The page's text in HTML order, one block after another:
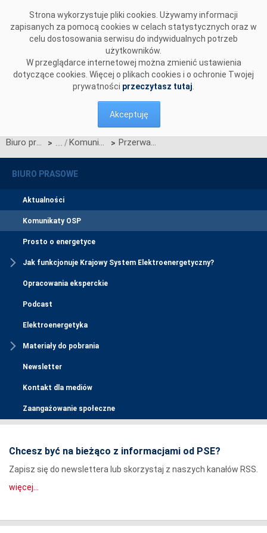
Strona wykorzystuje pliki cookies. Używamy informacji
zapisanych za pomocą cookies w celach statystycznych oraz w
celu dostosowania serwisu do indywidualnych potrzeb
użytkowników.
W przeglądarce internetowej można zmienić ustawienia
dotyczące cookies. Więcej o plikach cookies i o ochronie Twojej
prywatności przeczytasz tutaj
Akceptuję
Biuro prasowe > Komunikaty OSP > Przerwa konserwacyjna w udostępnianych raportach z pracy KSE i RB
BIURO PRASOWE
Aktualności
Komunikaty OSP
Prosto o energetyce
Jak funkcjonuje Krajowy System Elektroenergetyczny?
Opracowania eksperckie
Podcast
Elektroenergetyka
Materiały do pobrania
Newsletter
Kontakt dla mediów
Zaangażowanie społeczne
Chcesz być na bieżąco z informacjami od PSE?
Zapisz się do newslettera lub skorzystaj z naszych kanałów RSS.
więcej...